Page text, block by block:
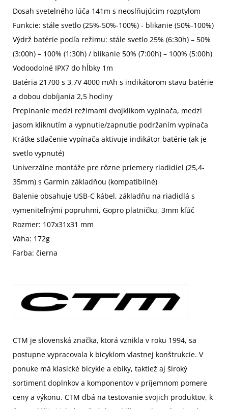
Dosah svetelného lúča 141m s neoslňujúcim rozptylom
Funkcie: stále svetlo (25%-50%-100%) - blikanie (50%-100%)
Výdrž batérie podľa režimu: stále svetlo 25% (6:30h) – 50%
(3:00h) – 100% (1:30h) / blikanie 50% (7:00h) – 100% (5:00h)
Vodoodolné IPX7 do hĺbky 1m
Batéria 21700 s 3,7V 4000 mAh s indikátorom stavu batérie
a dobou dobíjania 2,5 hodiny
Prepínanie medzi režimami dvojklikom vypínača, medzi
jasom kliknutím a vypnutie/zapnutie podržaním vypínača
Krátke stlačenie vypínača aktivuje indikátor batérie (ak je
svetlo vypnuté)
Univerzálne montáže pre rôzne priemery riadidiel (25,4-
35mm) s Garmin základňou (kompatibilné)
Balenie obsahuje USB-C kábel, základňu na riadidlá s
vymeniteľnými popruhmi, Gopro platničku, 3mm kľúč
Rozmer: 107x31x31 mm
Váha: 172g
Farba: čierna
CTM je slovenská značka, ktorá vznikla v roku 1994, sa
postupne vypracovala k bicyklom vlastnej konštrukcie. V
ponuke má klasické bicykle a ebiky, taktiež aj široký
sortiment doplnkov a komponentov v príjemnom pomere
ceny a výkonu. CTM dbá na testovanie svojich produktov, k